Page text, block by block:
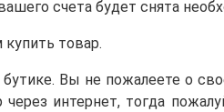
счета будет снята
товар.
Вы не пожалеете о
интернет, тогда